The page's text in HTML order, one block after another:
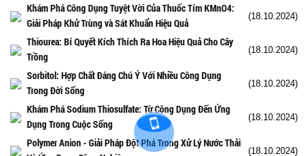
Khám Phá Công Dụng Tuyệt Vời Của Thuốc Tím KMnO4:
Giải Pháp Khử Trùng và Sát Khuẩn Hiệu Quả
(18.10.2024)
Thiourea: Bí Quyết Kích Thích Ra Hoa Hiệu Quả Cho Cây
Trồng
(18.10.2024)
Sorbitol: Hợp Chất Đáng Chú Ý Với Nhiều Công Dụng
Trong Đời Sống
(18.10.2024)
Khám Phá Sodium Thiosulfate: Từ Công Dụng Đến Ứng
Dụng Trong Cuộc Sống
(18.10.2024)
Polymer Anion - Giải Pháp Đột Phá Trong Xử Lý Nước Thải
(18.10.2024)